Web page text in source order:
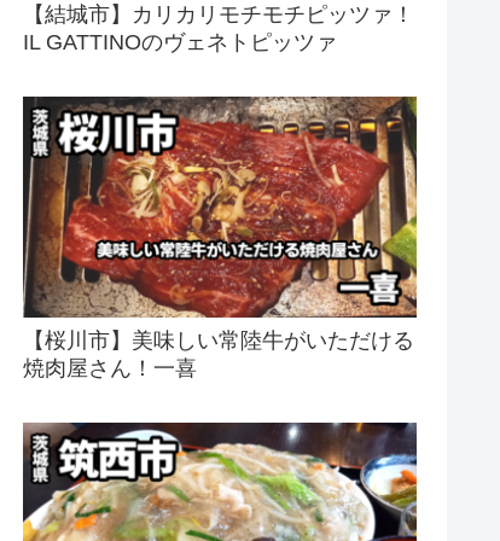
【結城市】カリカリモチモチピッツァ！
IL GATTINOのヴェネトピッツァ
【桜川市】美味しい常陸牛がいただける
焼肉屋さん！一喜